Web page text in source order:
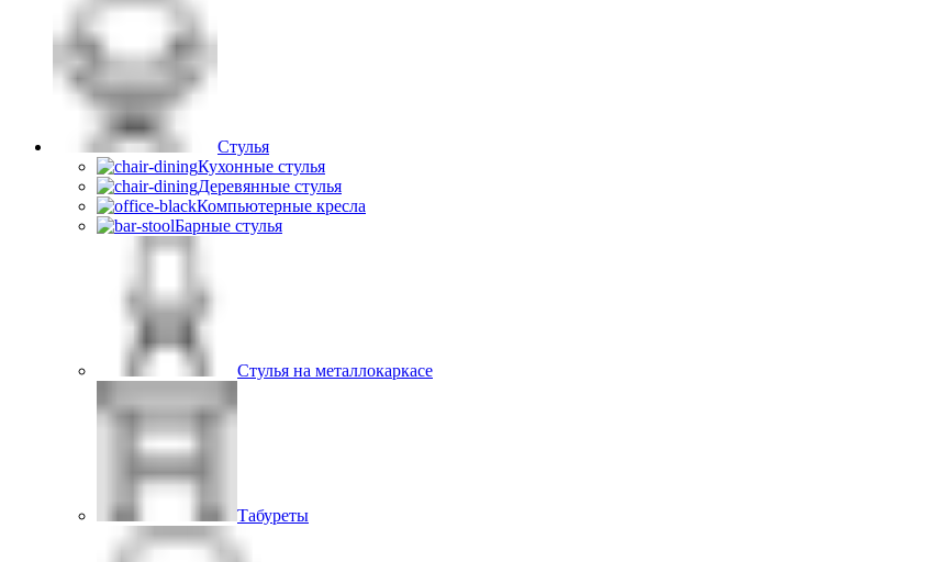
Стулья
Кухонные стулья
Деревянные стулья
Компьютерные кресла
Барные стулья
Стулья на металлокаркасе
Табуреты